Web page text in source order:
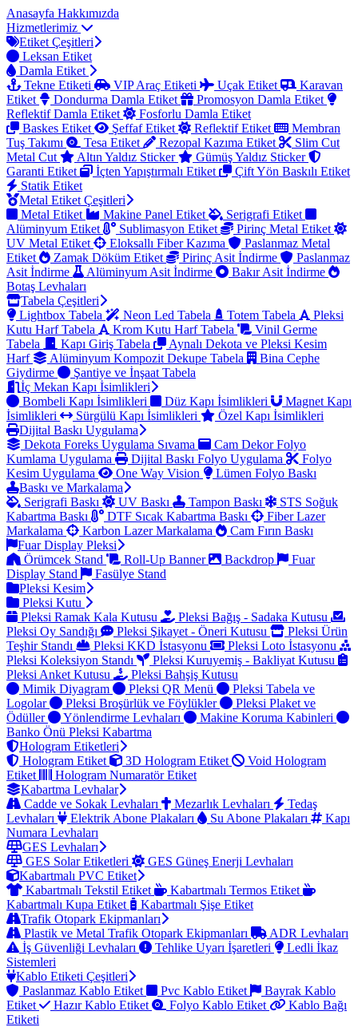
Anasayfa Hakkımızda
Hizmetlerimiz
Etiket Çeşitleri
Leksan Etiket
Damla Etiket
Tekne Etiketi
VIP Araç Etiketi Uçak Etiket
Karavan
Etiket
Dondurma Damla Etiket
Promosyon Damla Etiket
Reflektif Damla Etiket
Fosforlu Damla Etiket
Baskes Etiket
Şeffaf Etiket Reflektif Etiket
Membran
Tuş Takımı
Tesa Etiket Rezopal Kazıma Etiket
Slim Cut
Metal Cut
Altın Yaldız Sticker
Gümüş Yaldız Sticker
Garanti Etiket
İçten Yapıştırmalı Etiket
Çift Yön Baskılı Etiket
Statik Etiket
Metal Etiket Çeşitleri
Metal Etiket
Makine Panel Etiket
Serigrafi Etiket
Alüminyum Etiket
Sublimasyon Etiket
Pirinç Metal Etiket
UV Metal Etiket
Eloksallı Fiber Kazıma
Paslanmaz Metal
Etiket
Zamak Döküm Etiket Pirinç Asit İndirme
Paslanmaz
Asit İndirme
Alüminyum Asit İndirme
Bakır Asit İndirme
Botaş Levhaları
Tabela Çeşitleri
Lightbox Tabela
Neon Led Tabela Totem Tabela
Pleksi
Kutu Harf Tabela
Krom Kutu Harf Tabela
Vinil Germe
Tabela
Kapı Giriş Tabela
Aynalı Dekota ve Pleksi Kesim
Harf
Alüminyum Kompozit Dekupe Tabela
Bina Cephe
Giydirme
Şantiye ve İnşaat Tabela
İç Mekan Kapı İsimlikleri
Bombeli Kapı İsimlikleri
Düz Kapı İsimlikleri
Magnet Kapı
İsimlikleri
Sürgülü Kapı İsimlikleri
Özel Kapı İsimlikleri
Dijital Baskı Uygulama
Dekota Foreks Uygulama Sıvama
Cam Dekor Folyo
Kumlama Uygulama
Dijital Baskı Folyo Uygulama
Folyo
Kesim Uygulama
One Way Vision
Lümen Folyo Baskı
Baskı ve Markalama
Serigrafi Baskı
UV Baskı Tampon Baskı
STS Soğuk
Kabartma Baskı
DTF Sıcak Kabartma Baskı
Fiber Lazer
Markalama
Karbon Lazer Markalama
Cam Fırın Baskı
Fuar Display Pleksi
Örümcek Stand
Roll-Up Banner Backdrop
Fuar
Display Stand
Fasülye Stand
Pleksi Kesim
Pleksi Kutu
Pleksi Ramak Kala Kutusu
Pleksi Bağış - Sadaka Kutusu
Pleksi Oy Sandığı
Pleksi Şikayet - Öneri Kutusu
Pleksi Ürün
Teşhir Standı
Pleksi KKD İstasyonu
Pleksi Loto İstasyonu
Pleksi Koleksiyon Standı
Pleksi Kuruyemiş - Bakliyat Kutusu
Pleksi Anket Kutusu
Pleksi Bahşiş Kutusu
Mimik Diyagram
Pleksi QR Menü
Pleksi Tabela ve
Logolar
Pleksi Broşürlük ve Föylükler
Pleksi Plaket ve
Ödüller
Yönlendirme Levhaları
Makine Koruma Kabinleri
Banko Önü Pleksi Kabartma
Hologram Etiketleri
Hologram Etiket
3D Hologram Etiket
Void Hologram
Etiket
Hologram Numaratör Etiket
Kabartma Levhalar
Cadde ve Sokak Levhaları
Mezarlık Levhaları
Tedaş
Levhaları
Elektrik Abone Plakaları Su Abone Plakaları
Kapı
Numara Levhaları
GES Levhaları
GES Solar Etiketleri
GES Güneş Enerji Levhaları
Kabartmalı PVC Etiket
Kabartmalı Tekstil Etiket
Kabartmalı Termos Etiket
Kabartmalı Kupa Etiket
Kabartmalı Şişe Etiket
Trafik Otopark Ekipmanları
Plastik ve Metal Trafik Otopark Ekipmanları
ADR Levhaları
İş Güvenliği Levhaları
Tehlike Uyarı İşaretleri
Ledli İkaz
Sistemleri
Kablo Etiketi Çeşitleri
Paslanmaz Kablo Etiket
Pvc Kablo Etiket
Bayrak Kablo
Etiket
Hazır Kablo Etiket Folyo Kablo Etiket
Kablo Bağı
Etiketi